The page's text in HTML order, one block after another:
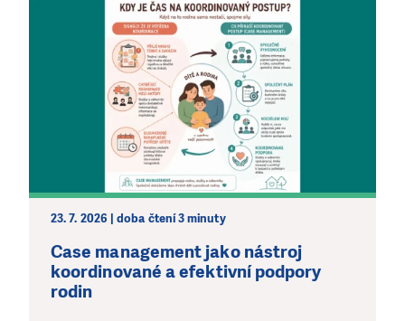
23. 7. 2026 | doba čtení 3 minuty
Case management jako nástroj
koordinované a efektivní podpory
rodin